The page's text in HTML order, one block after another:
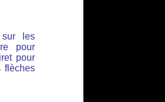
sur les
pour
pour
flèches